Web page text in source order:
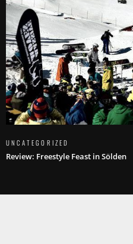
UNCATEGORIZED
Review: Freestyle Feast in Sölden